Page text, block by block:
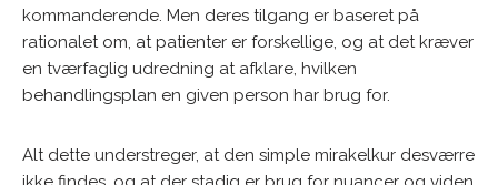
kommanderende. Men deres tilgang er baseret på
rationalet om, at patienter er forskellige, og at det kræver
en tværfaglig udredning at afklare, hvilken
behandlingsplan en given person har brug for.
Alt dette understreger, at den simple mirakelkur desværre